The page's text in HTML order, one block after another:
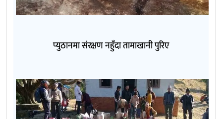
प्युठानमा संरक्षण नहुँदा तामाखानी पुरिए